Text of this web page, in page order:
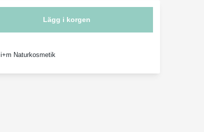
Lägg i korgen
i+m Naturkosmetik